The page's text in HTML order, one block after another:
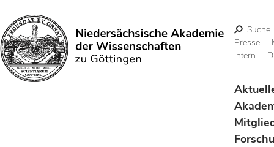
Suchen
Suche
Presse
Intern